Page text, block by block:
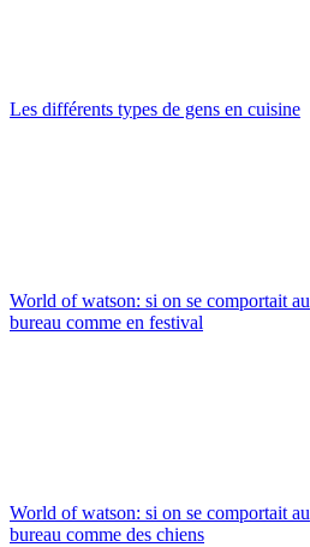
Les différents types de gens en cuisine
World of watson: si on se comportait au
bureau comme en festival
World of watson: si on se comportait au
bureau comme des chiens